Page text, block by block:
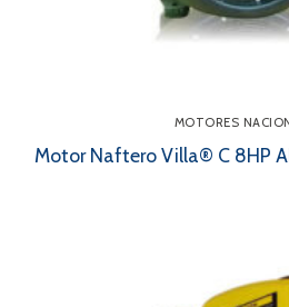
MOTORES
Motor Naftero Villa® C 8HP